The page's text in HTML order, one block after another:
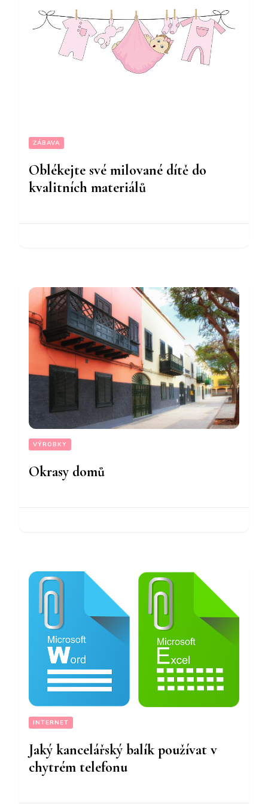
ZÁBAVA
Oblékejte své milované dítě do
kvalitních materiálů
VÝROBKY
Okrasy domů
INTERNET
Jaký kancelářský balík používat v
chytrém telefonu